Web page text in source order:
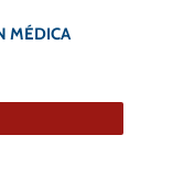
MÉDICA